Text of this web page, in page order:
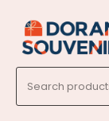
for: